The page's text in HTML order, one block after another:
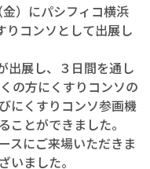
）にパシフィコ横浜
コンソとして出展し
出展し、３日間を通し
の方にくすりコンソの
にくすりコンソ参画機
ことができました。
スにご来場いただきま
いました。